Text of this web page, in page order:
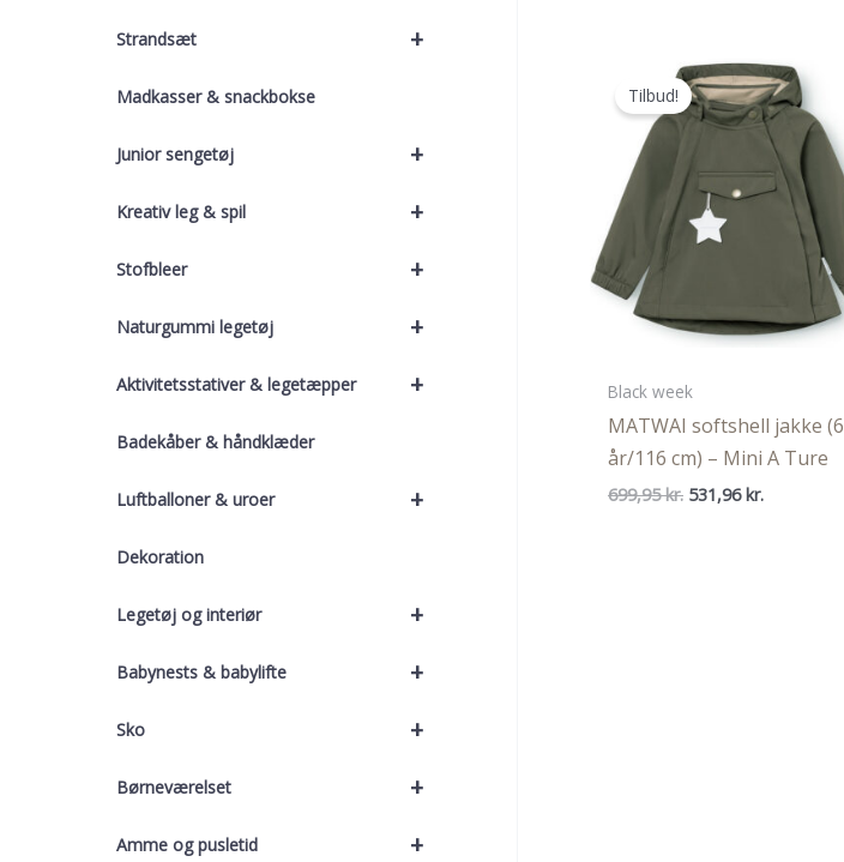
+
Strandsæt
Madkasser & snackbokse
+
Junior sengetøj
+
Kreativ leg & spil
+
Stofbleer
+
Naturgummi legetøj
+
Aktivitetsstativer & legetæpper
Badekåber & håndklæder
+
Luftballoner & uroer
Dekoration
+
Legetøj og interiør
+
Babynests & babylifte
+
Sko
+
Børneværelset
+
Amme og pusletid
Tilbud!
Black week
MATWAI softshell jakke (6
år/116 cm) – Mini A Ture
699,95kr. Den
531,96kr.Den